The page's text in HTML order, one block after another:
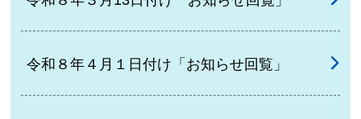
令和８年４月１日付け「お知らせ回覧」